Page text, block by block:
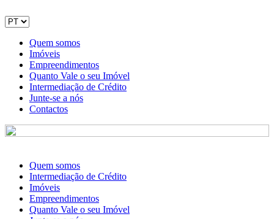
Quem somos
Imóveis
Empreendimentos
Quanto Vale o seu Imóvel
Intermediação de Crédito
Junte-se a nós
Contactos
Quem somos
Intermediação de Crédito
Imóveis
Empreendimentos
Quanto Vale o seu Imóvel